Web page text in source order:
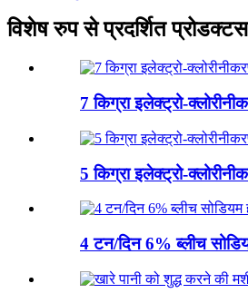
विशेष रुप से प्रदर्शित प्रोडक्टस
7 किग्रा इलेक्ट्रो-
5 किग्रा इलेक्ट्रो-
4 टन/दिन 6% ब्लीच